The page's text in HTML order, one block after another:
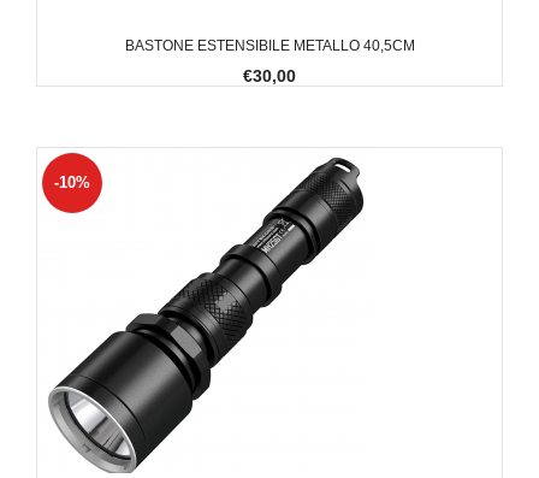
BASTONE ESTENSIBILE METALLO 40,5CM
€30,00
-10%